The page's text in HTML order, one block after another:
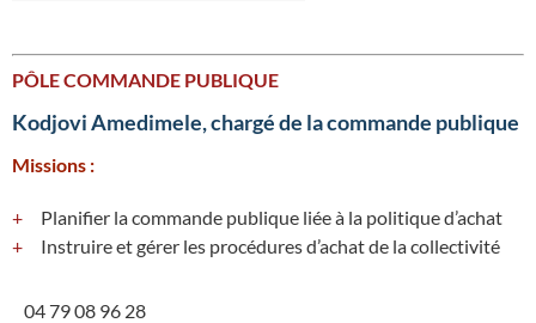
PÔLE COMMANDE PUBLIQUE
Kodjovi Amedimele, chargé de la commande publique
Missions :
Planifier la commande publique liée à la politique d’achat
Instruire et gérer les procédures d’achat de la collectivité
04 79 08 96 28